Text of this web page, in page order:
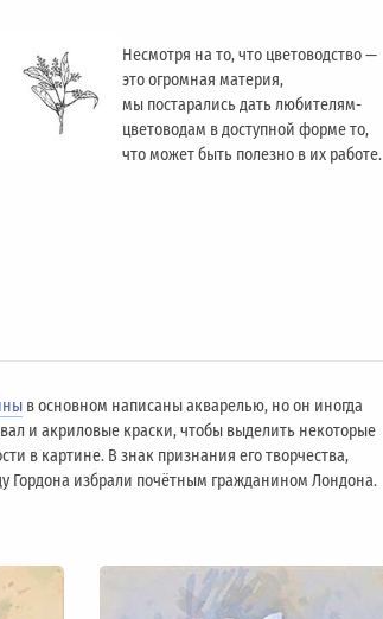
Несмотря на то, что цветоводство —
это огромная материя,
мы постарались дать любителям-
цветоводам в доступной форме то,
что может быть полезно в их работе.
в основном написаны акварелью, но он иногда
и акриловые краски, чтобы выделить некоторые
в картине. В знак признания его творчества,
Гордона избрали почётным гражданином Лондонa.